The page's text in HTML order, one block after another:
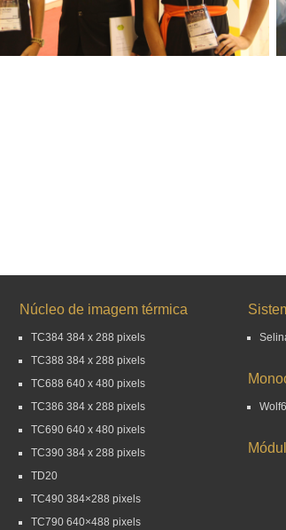
Núcleo de imagem térmica
TC384 384 x 288 pixels
TC388 384 x 288 pixels
TC688 640 x 480 pixels
TC386 384 x 288 pixels
TC690 640 x 480 pixels
TC390 384 x 288 pixels
TD20
TC490 384×288 pixels
TC790 640×488 pixels